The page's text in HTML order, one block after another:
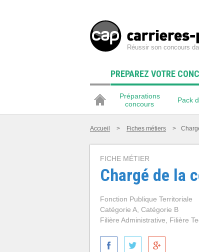
Réussir son concours
PREPAREZ VOTRE
Préparations
concours
Pack
Accueil > Fiches métiers >
FICHE MÉTIER
Chargé de la
Fonction Publique Territoriale
Catégorie A, Catégorie B
Filière Administrative, Filière